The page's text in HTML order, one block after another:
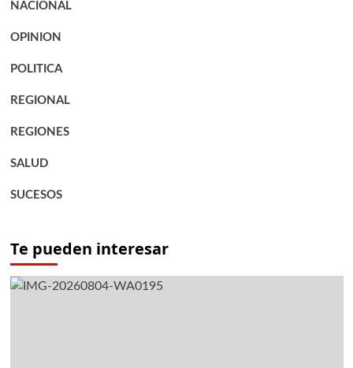
NACIONAL
OPINION
POLITICA
REGIONAL
REGIONES
SALUD
SUCESOS
Te pueden interesar